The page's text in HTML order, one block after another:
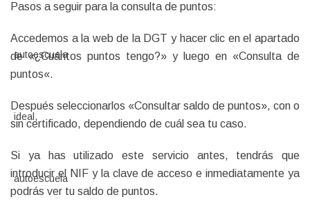
Pasos a seguir para la consulta de puntos:
Accedemos a la web de la DGT y hacer clic en el apartado
de «¿Cuántos puntos tengo?» y luego en «Consulta de
puntos«.
Después seleccionarlos «Consultar saldo de puntos», con o
sin certificado, dependiendo de cuál sea tu caso.
Si ya has utilizado este servicio antes, tendrás que
introducir el NIF y la clave de acceso e inmediatamente ya
podrás ver tu saldo de puntos.